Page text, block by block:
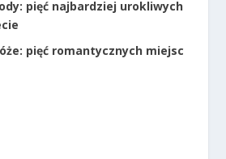
pięć najbardziej urokliwych
pięć romantycznych miejsc